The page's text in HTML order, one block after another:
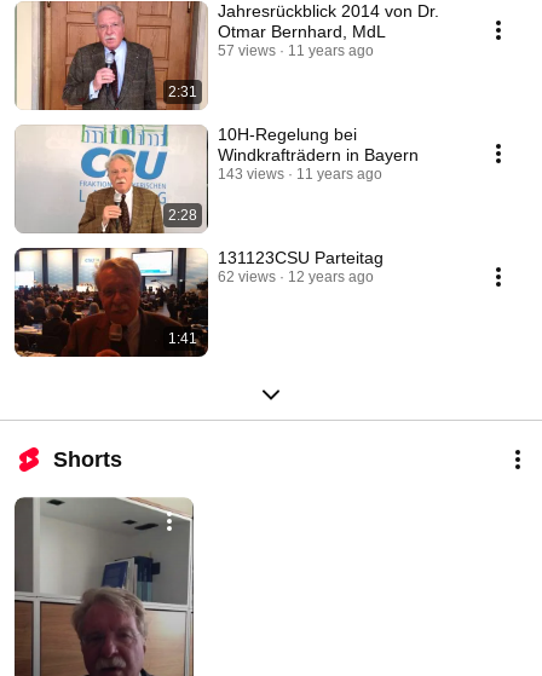
2:31
Jahresrückblick 2014 von Dr.
Otmar Bernhard, MdL
57 views 11 years ago
2:28
10H-Regelung bei
Windkrafträdern in Bayern
143 views 11 years ago
1:41
131123CSU Parteitag
62 views 12 years ago
Shorts